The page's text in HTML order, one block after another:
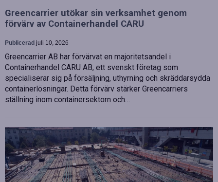
Greencarrier utökar sin verksamhet genom
förvärv av Containerhandel CARU
Publicerad juli 10, 2026
Greencarrier AB har förvärvat en majoritetsandel i
Containerhandel CARU AB, ett svenskt företag som
specialiserar sig på försäljning, uthyrning och skräddarsydda
containerlösningar. Detta förvärv stärker Greencarriers
ställning inom containersektorn och…